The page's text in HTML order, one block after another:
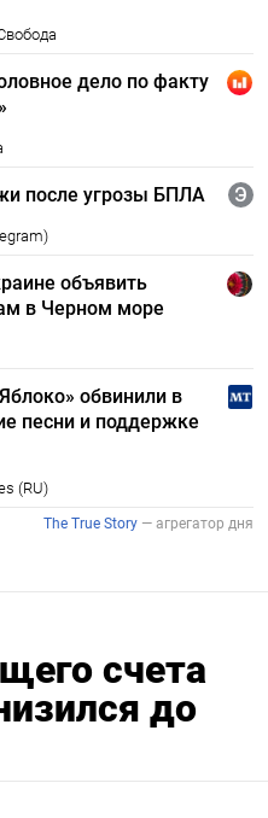
счета
до